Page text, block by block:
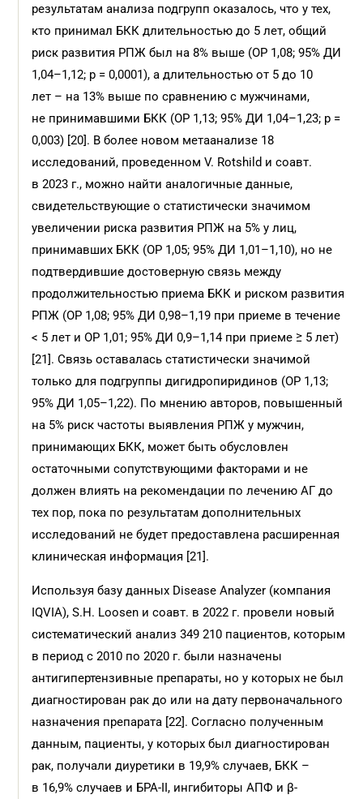
результатам анализа подгрупп оказалось, что у тех,
кто принимал БКК длительностью до 5 лет, общий
риск развития РПЖ был на 8% выше (ОР 1,08; 95% ДИ
1,04–1,12; р = 0,0001), а длительностью от 5 до 10
лет – на 13% выше по сравнению с мужчинами,
не принимавшими БКК (ОР 1,13; 95% ДИ 1,04–1,23; р =
0,003) [20]. В более новом метаанализе 18
исследований, проведенном V. Rotshild и соавт.
в 2023 г., можно найти аналогичные данные,
свидетельствующие о статистически значимом
увеличении риска развития РПЖ на 5% у лиц,
принимавших БКК (ОР 1,05; 95% ДИ 1,01–1,10), но не
подтвердившие достоверную связь между
продолжительностью приема БКК и риском развития
РПЖ (ОР 1,08; 95% ДИ 0,98–1,19 при приеме в течение
< 5 лет и ОР 1,01; 95% ДИ 0,9–1,14 при приеме ≥ 5 лет)
[21]. Связь оставалась статистически значимой
только для подгруппы дигидропиридинов (ОР 1,13;
95% ДИ 1,05–1,22). По мнению авторов, повышенный
на 5% риск частоты выявления РПЖ у мужчин,
принимающих БКК, может быть обусловлен
остаточными сопутствующими факторами и не
должен влиять на рекомендации по лечению АГ до
тех пор, пока по результатам дополнительных
исследований не будет предоставлена расширенная
клиническая информация [21].
Используя базу данных Disease Analyzer (компания
IQVIA), S.H. Loosen и соавт. в 2022 г. провели новый
систематический анализ 349 210 пациентов, которым
в период с 2010 по 2020 г. были назначены
антигипертензивные препараты, но у которых не был
диагностирован рак до или на дату первоначального
назначения препарата [22]. Согласно полученным
данным, пациенты, у которых был диагностирован
рак, получали диуретики в 19,9% случаев, БКК –
в 16,9% случаев и БРА-II, ингибиторы АПФ и β-